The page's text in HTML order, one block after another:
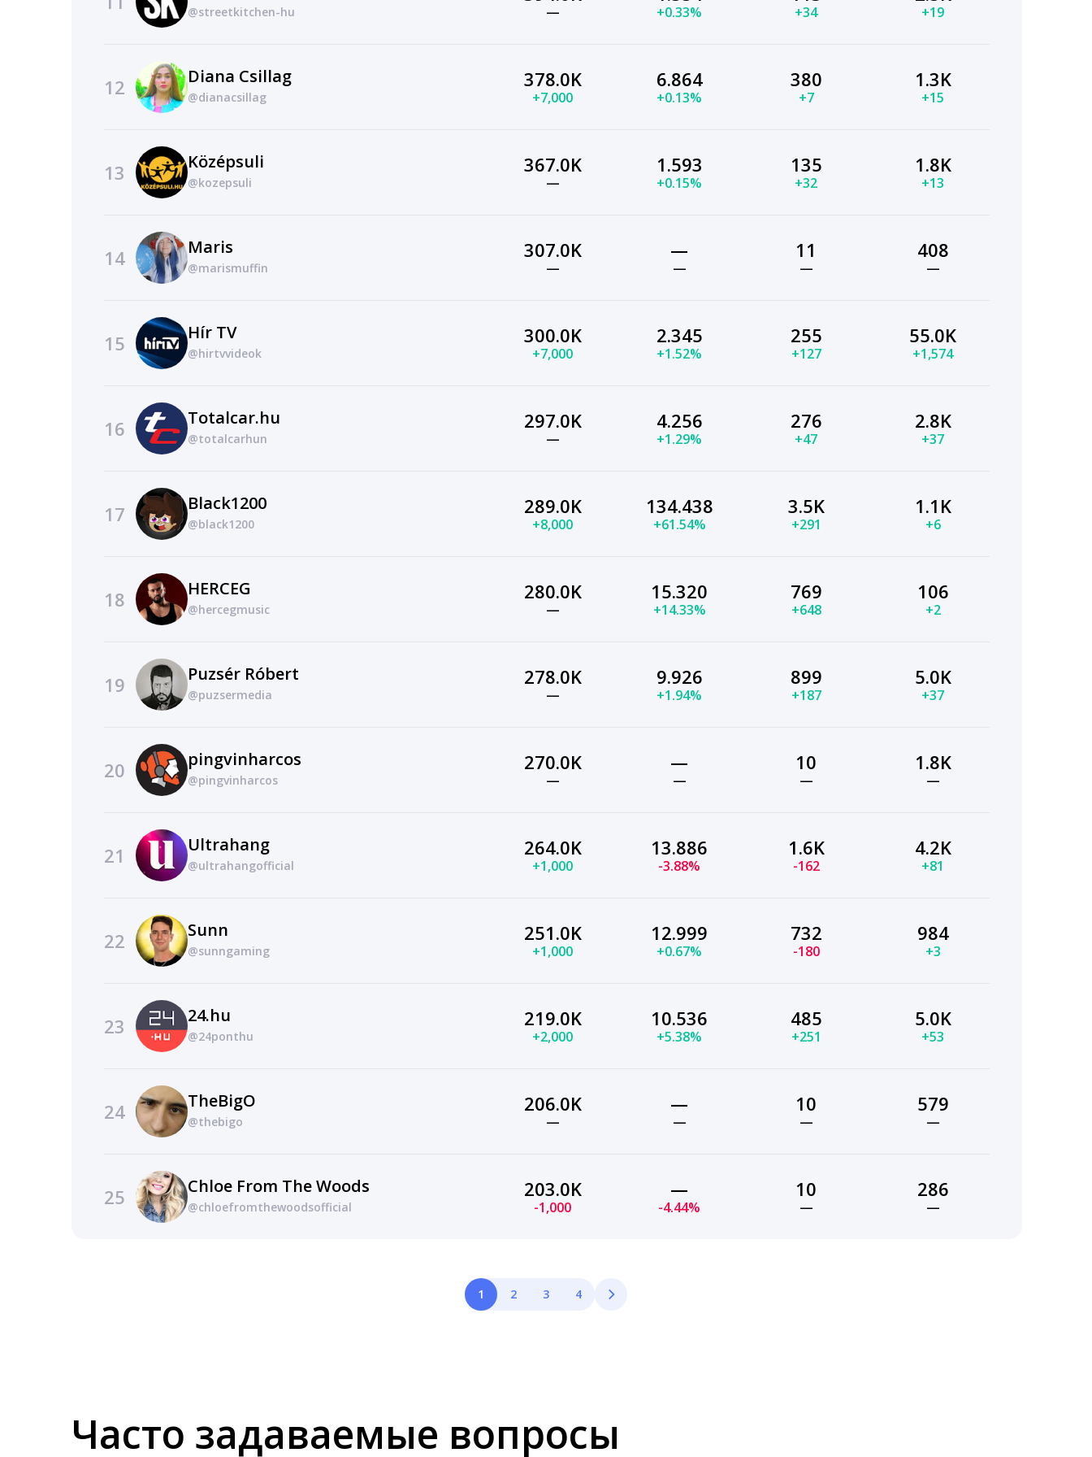
@streetkitchen-hu — +0.33% +34 +19
12 Diana Csillag
@dianacsillag
378.0K
+7,000
6.864
+0.13%
380
+7
1.3K
+15
13 Középsuli
@kozepsuli
367.0K
—
1.593
+0.15%
135
+32
1.8K
+13
14 Maris
@marismuffin
307.0K
—
—
—
11
—
408
—
15 Hír TV
@hirtvvideok
300.0K
+7,000
2.345
+1.52%
255
+127
55.0K
+1,574
16 Totalcar.hu
@totalcarhun
297.0K
—
4.256
+1.29%
276
+47
2.8K
+37
17 Black1200
@black1200
289.0K
+8,000
134.438
+61.54%
3.5K
+291
1.1K
+6
18 HERCEG
@hercegmusic
280.0K
—
15.320
+14.33%
769
+648
106
+2
19 Puzsér Róbert
@puzsermedia
278.0K
—
9.926
+1.94%
899
+187
5.0K
+37
20 pingvinharcos
@pingvinharcos
270.0K
—
—
—
10
—
1.8K
—
21 Ultrahang
@ultrahangofficial
264.0K
+1,000
13.886
-3.88%
1.6K
-162
4.2K
+81
22 Sunn
@sunngaming
251.0K
+1,000
12.999
+0.67%
732
-180
984
+3
23 24.hu
@24ponthu
219.0K
+2,000
10.536
+5.38%
485
+251
5.0K
+53
24 TheBigO
@thebigo
206.0K
—
—
—
10
—
579
—
25 Chloe From The Woods
@chloefromthewoodsofficial
203.0K
-1,000
—
-4.44%
10
—
286
—
1 2 3 4
Часто задаваемые вопросы